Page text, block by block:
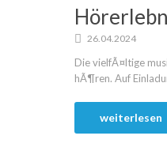
26.04.2024
Die vielfÃ¤ltige
hÃ¶ren. Auf
weiterlesen